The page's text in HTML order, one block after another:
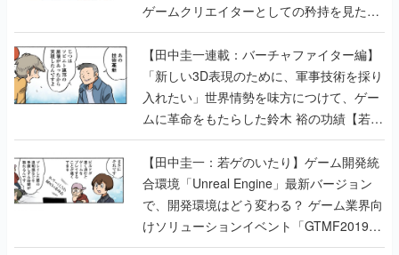
ゲームクリエイターとしての矜持を見た
【若ゲのいたり最終回】
【田中圭一連載：バーチャファイター編】
「新しい3D表現のために、軍事技術を採り
入れたい」世界情勢を味方につけて、ゲー
ムに革命をもたらした鈴木 裕の功績【若ゲ
のいたり】
【田中圭一：若ゲのいたり】ゲーム開発統
合環境「Unreal Engine」最新バージョン
で、開発環境はどう変わる？ ゲーム業界向
けソリューションイベント「GTMF2019」
に行って、より理解を深めよう【PR】